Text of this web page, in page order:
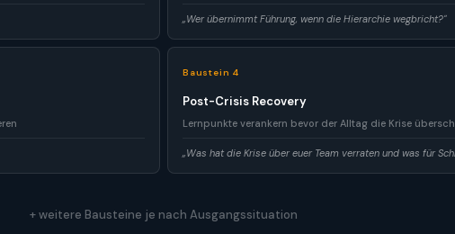
„Wer übernimmt Führung, wenn die Hierarchie wegbricht?"
Baustein 4
Post-Crisis Recovery
Lernpunkte verankern bevor der Alltag die Krise
„Was hat die Krise über euer Team verraten und was für
+ weitere Bausteine je nach Ausgangssituation